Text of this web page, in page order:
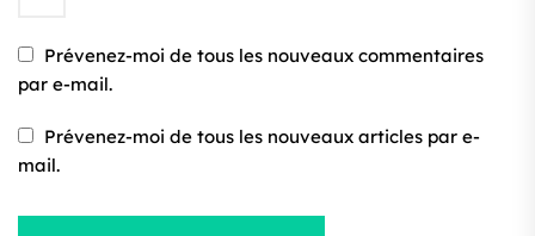
Prévenez-moi de tous les nouveaux commentaires
par e-mail.
Prévenez-moi de tous les nouveaux articles par e-
mail.